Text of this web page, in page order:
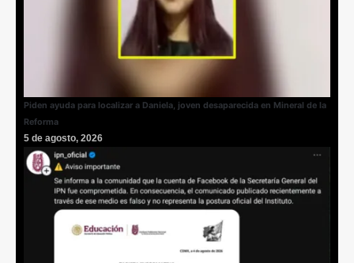
Piden ayuda para localizar a Daniela, joven desaparecida en Mineral de la
Reforma
5 de agosto, 2026